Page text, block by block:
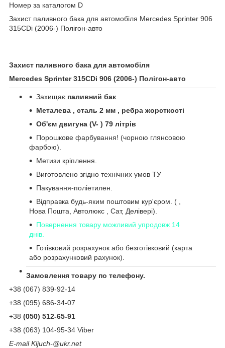
Номер за каталогом D
Захист паливного бака для автомобіля Mercedes Sprinter 906
315CDi (2006-) Полігон-авто
Захист паливного бака для автомобіля
Mercedes Sprinter 315CDi 906 (2006-) Полігон-авто
Захищає паливний бак
Металева , сталь 2 мм , ребра жорсткості
Об'єм двигуна (V- ) 79 літрів
Порошкове фарбування! (чорною глянсовою
фарбою).
Метизи кріплення.
Виготовлено згідно технічних умов ТУ
Пакування-поліетилен.
Відправка будь-яким поштовим кур'єром. ( ,
Нова Пошта, Автолюкс , Сат, Делівері).
Повернення товару можливий упродовж 14
днів.
Готівковий розрахунок або безготівковий (карта
або розрахунковий рахунок).
Замовлення товару по телефону.
+38 (067) 839-92-14
+38 (095) 686-34-07
+38 (050) 512-65-91
+38 (063) 104-95-34 Viber
Е-mail Kljuch-@ukr.net